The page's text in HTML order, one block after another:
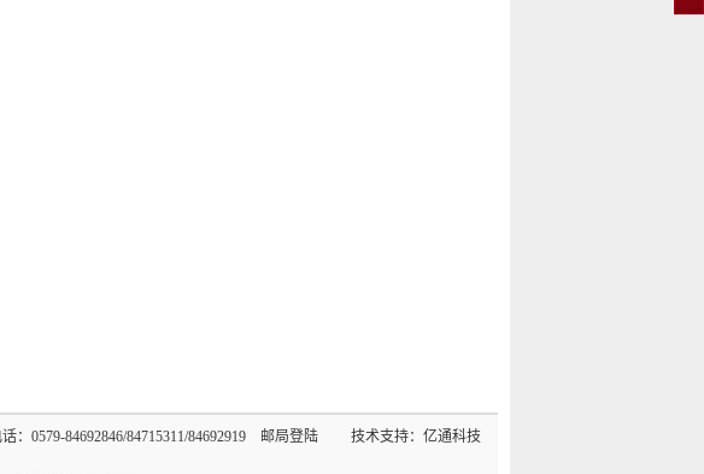
0579-84692846/84715311/84692919 邮局登陆 技术支持：亿通科技